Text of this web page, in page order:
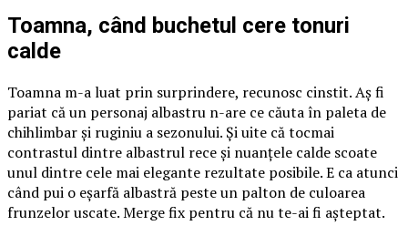
Toamna, când buchetul cere tonuri
calde
Toamna m-a luat prin surprindere, recunosc cinstit. Aș fi
pariat că un personaj albastru n-are ce căuta în paleta de
chihlimbar și ruginiu a sezonului. Și uite că tocmai
contrastul dintre albastrul rece și nuanțele calde scoate
unul dintre cele mai elegante rezultate posibile. E ca atunci
când pui o eșarfă albastră peste un palton de culoarea
frunzelor uscate. Merge fix pentru că nu te-ai fi așteptat.